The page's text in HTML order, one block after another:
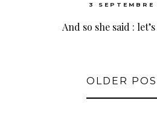
3
And so she said :
OLDER